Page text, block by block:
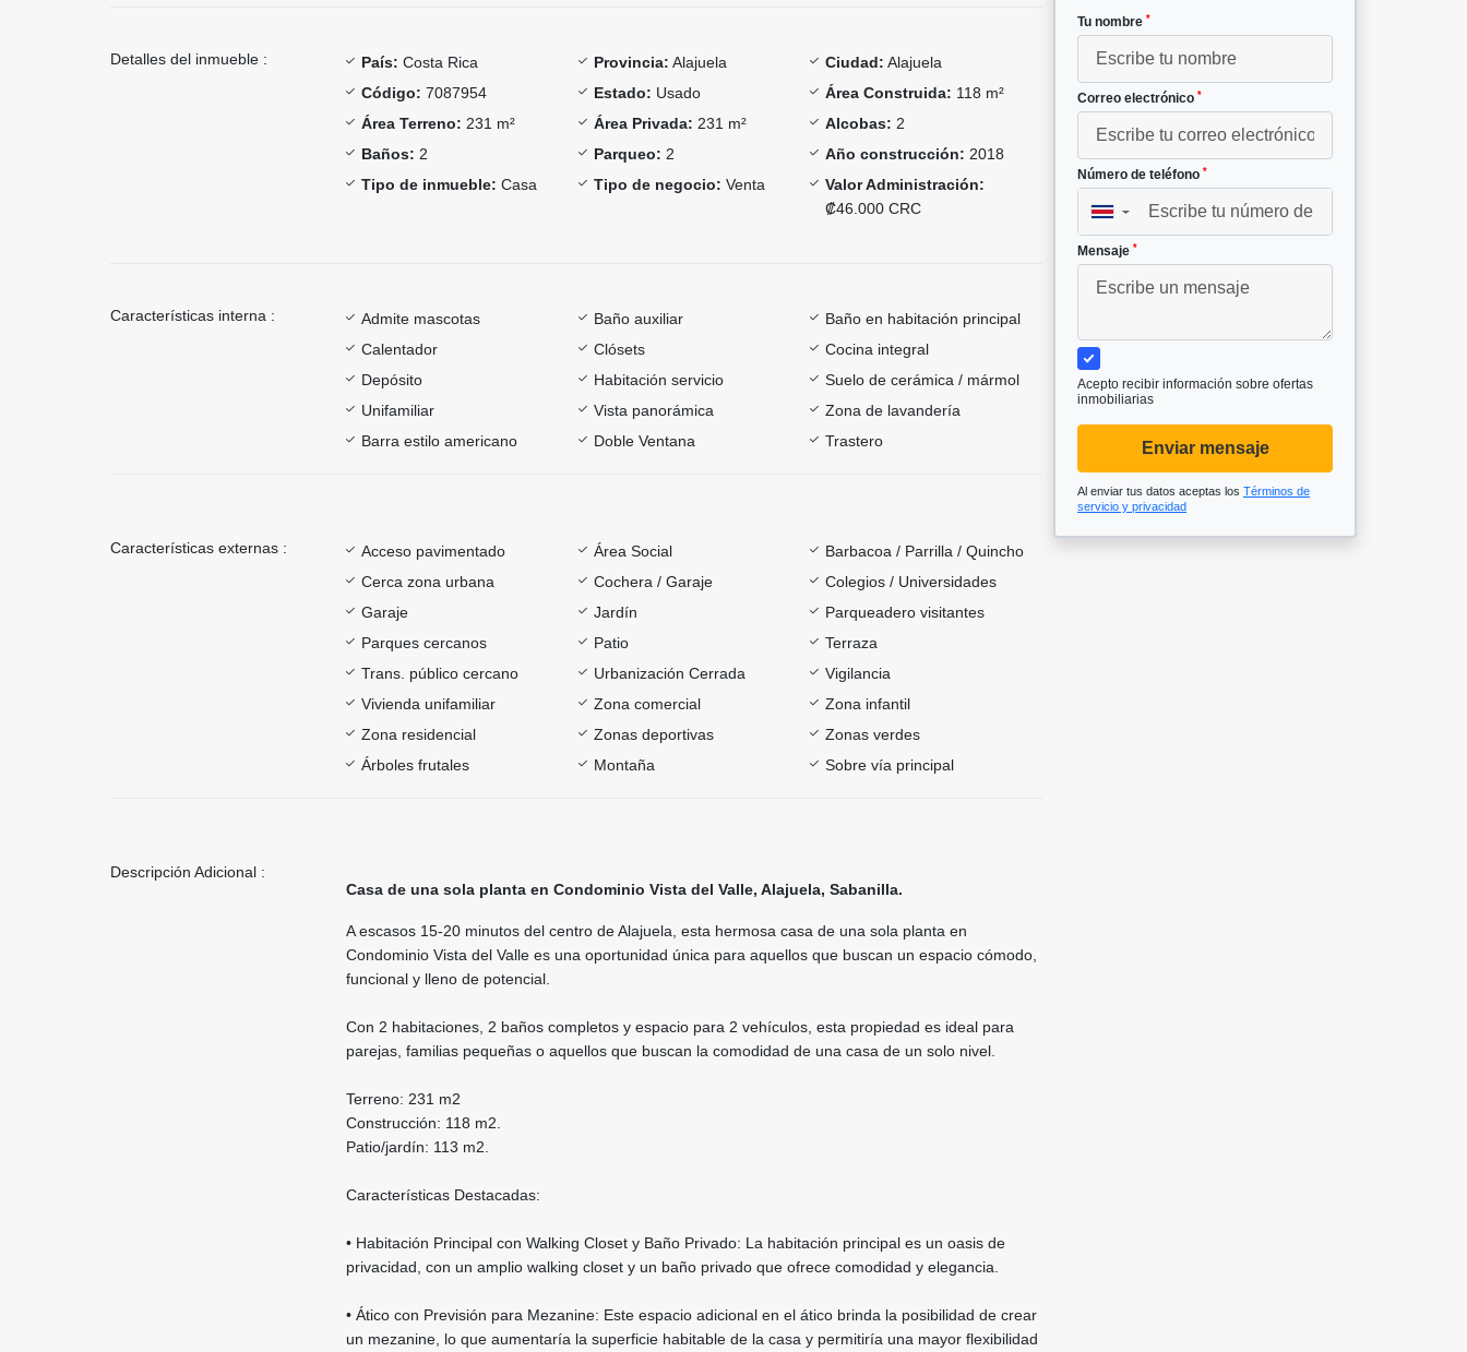
Detalles del inmueble : País: Costa Rica Provincia: Alajuela Ciudad: Alajuela
Código: 7087954 Estado: Usado Área Construida: 118 m²
Área Terreno: 231 m² Área Privada: 231 m² Alcobas: 2
Baños: 2 Parqueo: 2 Año construcción: 2018
Tipo de inmueble: Casa Tipo de negocio: Venta
Valor Administración:
₡46.000 CRC
Características interna : Admite mascotas Baño auxiliar
Baño en habitación principal
Calentador
Clósets
Cocina integral
Depósito
Habitación servicio
Suelo de cerámica / mármol
Unifamiliar
Vista panorámica
Zona de lavandería
Barra estilo americano
Doble Ventana Trastero
Características externas : Acceso pavimentado Área Social
Barbacoa / Parrilla / Quincho
Cerca zona urbana
Cochera / Garaje
Colegios / Universidades
Garaje
Jardín
Parqueadero visitantes
Parques cercanos
Patio
Terraza
Trans. público cercano
Urbanización Cerrada
Vigilancia
Vivienda unifamiliar
Zona comercial
Zona infantil
Zona residencial
Zonas deportivas
Zonas verdes
Árboles frutales
Montaña Sobre vía principal
Descripción Adicional :
Casa de una sola planta en Condominio Vista del Valle, Alajuela, Sabanilla.
A escasos 15-20 minutos del centro de Alajuela, esta hermosa casa de una sola planta en
Condominio Vista del Valle es una oportunidad única para aquellos que buscan un espacio cómodo,
funcional y lleno de potencial.
Con 2 habitaciones, 2 baños completos y espacio para 2 vehículos, esta propiedad es ideal para
parejas, familias pequeñas o aquellos que buscan la comodidad de una casa de un solo nivel.
Terreno: 231 m2
Construcción: 118 m2.
Patio/jardín: 113 m2.
Características Destacadas:
• Habitación Principal con Walking Closet y Baño Privado: La habitación principal es un oasis de
privacidad, con un amplio walking closet y un baño privado que ofrece comodidad y elegancia.
• Ático con Previsión para Mezanine: Este espacio adicional en el ático brinda la posibilidad de crear
un mezanine, lo que aumentaría la superficie habitable de la casa y permitiría una mayor flexibilidad
Tu nombre *
Correo electrónico *
Número de teléfono *
▼
Mensaje *
Acepto recibir información sobre ofertas
inmobiliarias
Enviar mensaje
Al enviar tus datos aceptas los Términos de
servicio y privacidad